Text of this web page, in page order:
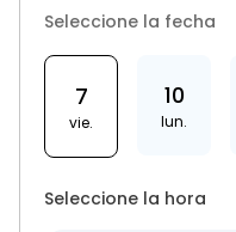
Seleccione la fecha
7
vie.
10
lun.
Seleccione la hora